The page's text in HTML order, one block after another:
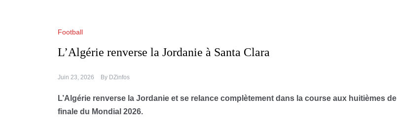
Football
L’Algérie renverse la Jordanie à Santa Clara
Juin 23, 2026 By DZinfos
L’Algérie renverse la Jordanie et se relance complètement dans la course aux huitièmes de
finale du Mondial 2026.